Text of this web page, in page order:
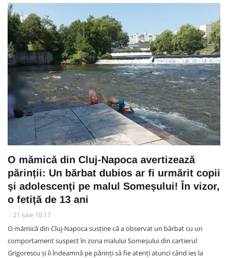
O mămică din Cluj-Napoca avertizează
părinții: Un bărbat dubios ar fi urmărit copii
și adolescenți pe malul Someșului! În vizor,
o fetiță de 13 ani
21 Iulie 10:17
O mămică din Cluj-Napoca susține că a observat un bărbat cu un
comportament suspect în zona malului Someșului din cartierul
Grigorescu și îi îndeamnă pe părinți să fie atenți atunci când ies la